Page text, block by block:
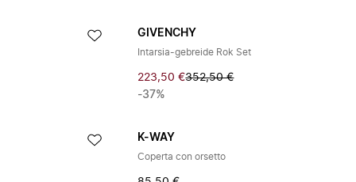
GIVENCHY
Intarsia-gebreide Rok Set
223,50 €352,50 €
-37%
K-WAY
Coperta con orsetto